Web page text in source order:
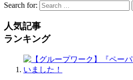
Search for:
人気記事
ランキング